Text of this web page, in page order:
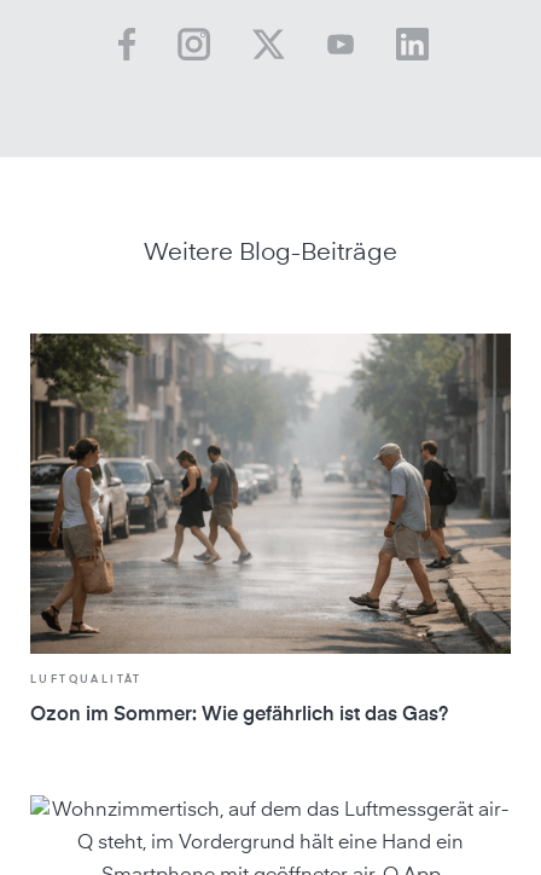
Weitere Blog-Beiträge
LUFTQUALITÄT
Ozon im Sommer: Wie gefährlich ist das Gas?